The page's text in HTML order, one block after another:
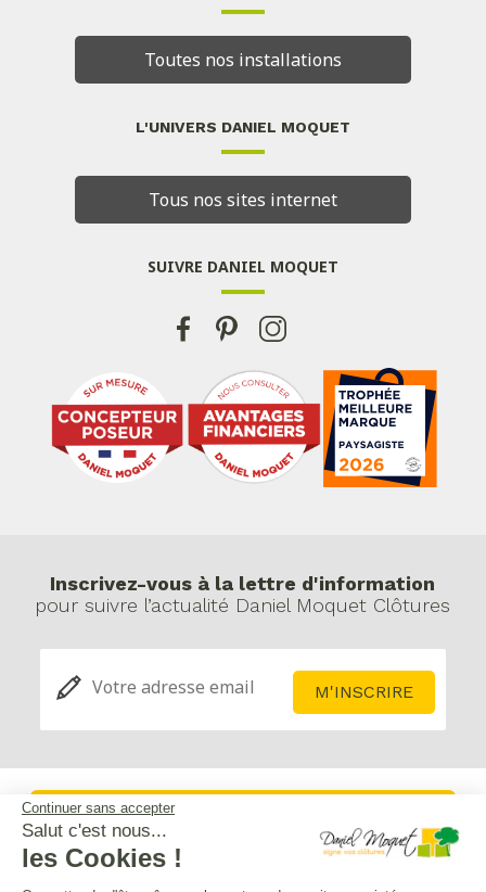
Continuer sans accepter
Salut c'est nous...
les Cookies !
Toutes nos installations
L'UNIVERS DANIEL MOQUET
Tous nos sites internet
SUIVRE DANIEL MOQUET
Inscrivez-vous à la lettre d'information
pour suivre l’actualité Daniel Moquet Clôtures
Mentions légales